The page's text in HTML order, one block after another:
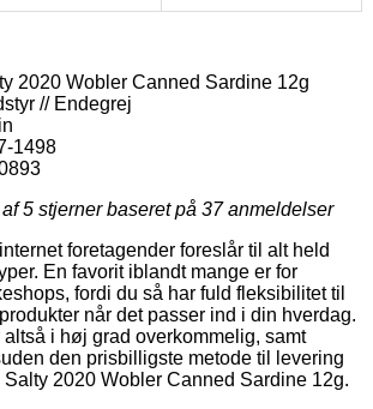
2020 Wobler Canned Sardine 12g
// Endegrej
1498
5 stjerner baseret på 37anmeldelser
foretagender foreslår til alt held
En favorit iblandt mange er for
fordi du så har fuld fleksibilitet til
når det passer ind i din hverdag.
altså i høj grad overkommelig, samt
den prisbilligste metode til levering
2020 Wobler Canned Sardine 12g.